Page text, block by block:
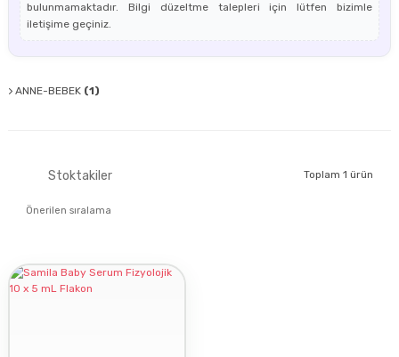
bulunmamaktadır. Bilgi düzeltme talepleri için lütfen bizimle
iletişime geçiniz.
ANNE-BEBEK (1)
Stoktakiler Toplam 1 ürün